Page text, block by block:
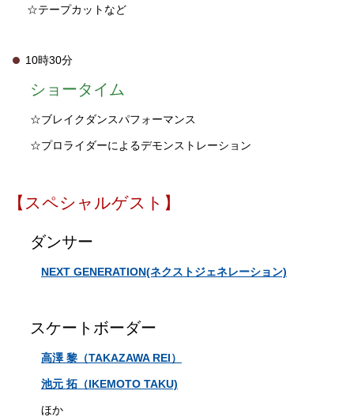
☆テープカットなど
10時30分
ショータイム
☆ブレイクダンスパフォーマンス
☆プロライダーによるデモンストレーション
【スペシャルゲスト】
ダンサー
NEXT GENERATION(ネクストジェネレーション)
スケートボーダー
高澤 黎（TAKAZAWA REI）
池元 拓（IKEMOTO TAKU)
ほか